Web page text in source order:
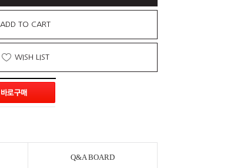
ADD TO CART
WISH LIST
Q&A BOARD